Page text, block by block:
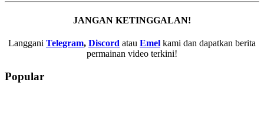
JANGAN KETINGGALAN!
Langgani Telegram, Discord atau Emel kami dan dapatkan berita
permainan video terkini!
Popular